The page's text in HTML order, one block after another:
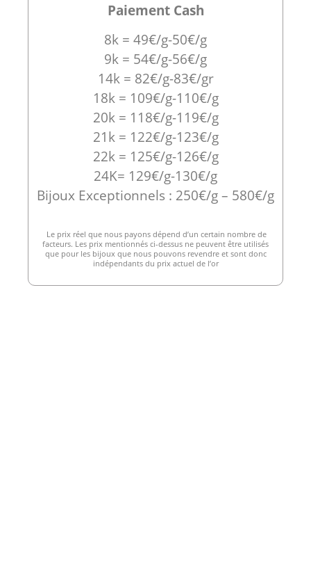
Paiement Cash
8k = 49€/g-50€/g
9k = 54€/g-56€/g
14k = 82€/g-83€/gr
18k = 109€/g-110€/g
20k = 118€/g-119€/g
21k = 122€/g-123€/g
22k = 125€/g-126€/g
24K= 129€/g-130€/g
Bijoux Exceptionnels : 250€/g – 580€/g
Le prix réel que nous payons dépend d’un certain nombre de
facteurs. Les prix mentionnés ci-dessus ne peuvent être utilisés
que pour les bijoux que nous pouvons revendre et sont donc
indépendants du prix actuel de l’or